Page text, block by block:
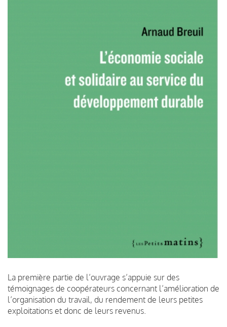
La première partie de l’ouvrage s’appuie sur des
témoignages de coopérateurs concernant l’amélioration de
l’organisation du travail, du rendement de leurs petites
exploitations et donc de leurs revenus.